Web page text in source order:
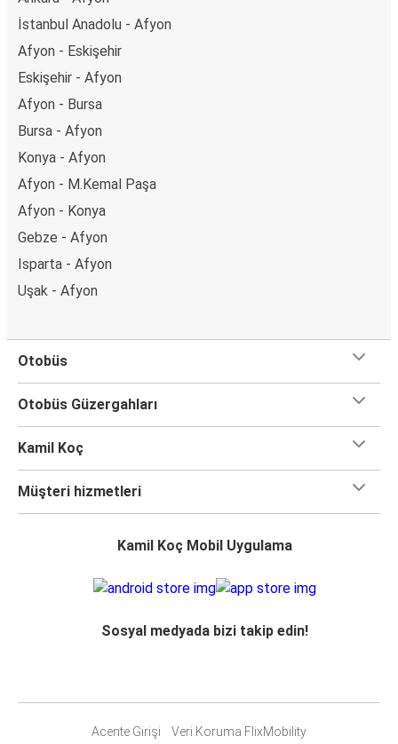
İstanbul Anadolu - Afyon
Afyon - Eskişehir
Eskişehir - Afyon
Afyon - Bursa
Bursa - Afyon
Konya - Afyon
Afyon - M.Kemal Paşa
Afyon - Konya
Gebze - Afyon
Isparta - Afyon
Uşak - Afyon
Otobüs
Otobüs Güzergahları
Kamil Koç
Müşteri hizmetleri
Kamil Koç Mobil Uygulama
Sosyal medyada bizi takip edin!
Acente Girişi Veri Koruma FlixMobility